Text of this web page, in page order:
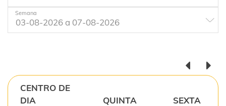
Semana
CENTRO DE
DIA
QUINTA SEXTA